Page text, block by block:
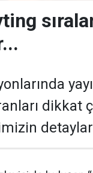
dikkat